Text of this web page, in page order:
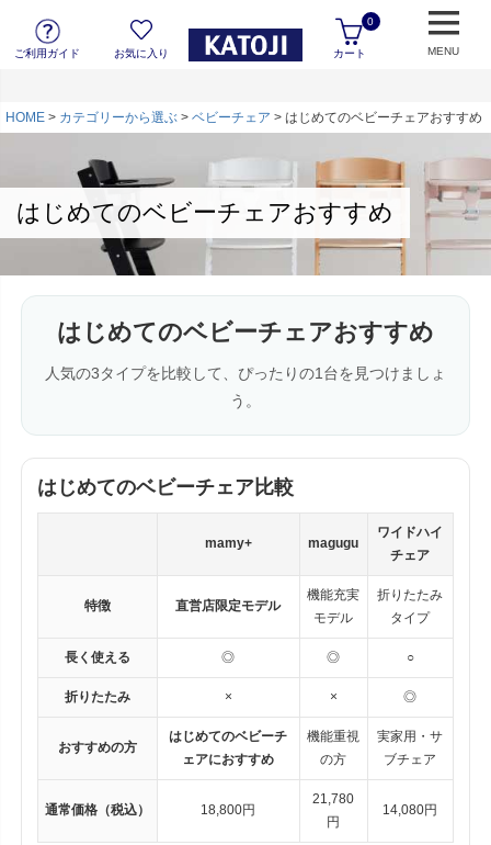
ご利用ガイド お気に入り カート
0
MENU
HOME カテゴリーから選ぶ ベビーチェア はじめてのベビーチェアおすすめ
はじめてのベビーチェアおすすめ
はじめてのベビーチェアおすすめ
人気の3タイプを比較して、ぴったりの1台を見つけましょ
う。
はじめてのベビーチェア比較
mamy+ magugu
ワイドハイ
チェア
特徴 直営店限定モデル
機能充実
モデル
折りたたみ
タイプ
長く使える ◎ ◎ ○
折りたたみ × × ◎
おすすめの方
はじめてのベビーチ
ェアにおすすめ
機能重視
の方
実家用・サ
ブチェア
通常価格（税込） 18,800円
21,780
円
14,080円